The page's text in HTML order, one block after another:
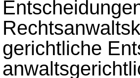
gerichtliche